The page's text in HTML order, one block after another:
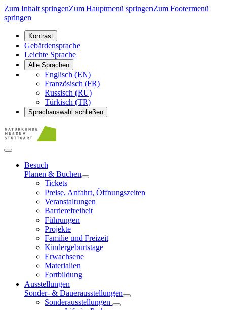
Zum Inhalt springenZum Hauptmenü springenZum Footermenü
springen
Kontrast
Gebärdensprache
Leichte Sprache
Alle Sprachen
Englisch (EN)
Französisch (FR)
Russisch (RU)
Türkisch (TR)
Sprachauswahl schließen
Besuch
Planen & Buchen
Tickets
Preise, Anfahrt, Öffnungszeiten
Veranstaltungen
Barrierefreiheit
Führungen
Projekte
Familie und Freizeit
Kindergeburtstage
Erwachsene
Materialien
Fortbildung
Ausstellungen
Sonder- & Dauerausstellungen
Sonderausstellungen